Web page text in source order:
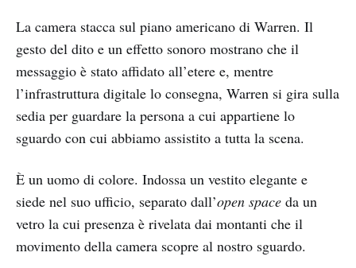
La camera stacca sul piano americano di Warren. Il
gesto del dito e un effetto sonoro mostrano che il
messaggio è stato affidato all’etere e, mentre
l’infrastruttura digitale lo consegna, Warren si gira sulla
sedia per guardare la persona a cui appartiene lo
sguardo con cui abbiamo assistito a tutta la scena.
È un uomo di colore. Indossa un vestito elegante e
siede nel suo ufficio, separato dall’open space da un
vetro la cui presenza è rivelata dai montanti che il
movimento della camera scopre al nostro sguardo.